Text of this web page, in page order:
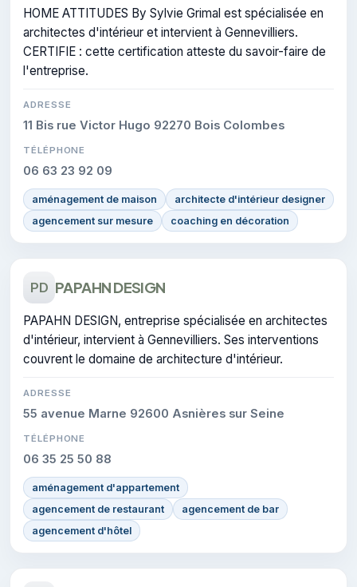
HOME ATTITUDES By Sylvie Grimal est spécialisée en
architectes d'intérieur et intervient à Gennevilliers.
CERTIFIE : cette certification atteste du savoir-faire de
l'entreprise.
ADRESSE
11 Bis rue Victor Hugo 92270 Bois Colombes
TÉLÉPHONE
06 63 23 92 09
aménagement de maison
architecte d'intérieur designer
agencement sur mesure
coaching en décoration
PD PAPAHN DESIGN
PAPAHN DESIGN, entreprise spécialisée en architectes
d'intérieur, intervient à Gennevilliers. Ses interventions
couvrent le domaine de architecture d'intérieur.
ADRESSE
55 avenue Marne 92600 Asnières sur Seine
TÉLÉPHONE
06 35 25 50 88
aménagement d'appartement
agencement de restaurant
agencement de bar
agencement d'hôtel